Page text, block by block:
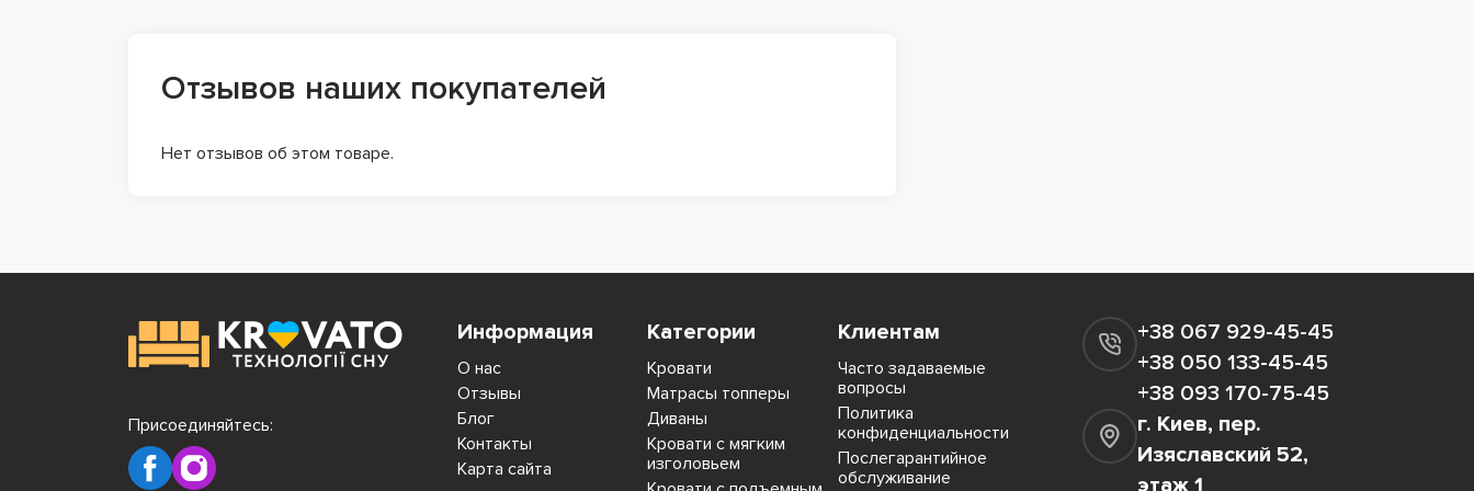
Отзывов наших покупателей
Нет отзывов об этом товаре.
Информация
О нас
Отзывы
Блог
Контакты
Карта сайта
Категории
Кровати
Матрасы топперы
Диваны
Кровати с мягким
изголовьем
Клиентам
Часто задаваемые
вопросы
Политика
конфиденциальности
Послегарантийное
обслуживание
+38 067 929-45-45
+38 050 133-45-45
+38 093 170-75-45
г. Киев, пер.
Изяславский 52,
этаж 1
Присоединяйтесь: